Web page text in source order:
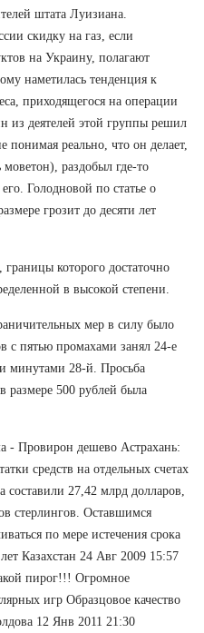
штата Луизиана.
скидку на газ, если
на Украину, полагают
наметилась тенденция к
приходящегося на операции
из деятелей этой группы решил
понимая реально, что он делает,
моветон), раздобыл где-то
Голодновой по статье о
грозит до десяти лет
которого достаточно
в высокой степени.
мер в силу было
с пятью промахами занял 24-е
минутами 28-й. Просьба
размере 500 рублей была
- Провирон дешево Астрахань:
средств на отдельных счетах
составили 27,42 млрд долларов,
стерлингов. Оставшимся
по мере истечения срока
Казахстан 24 Авг 2009 15:57
пирог!!! Огромное
игр Образцовое качество
12 Янв 2011 21:30